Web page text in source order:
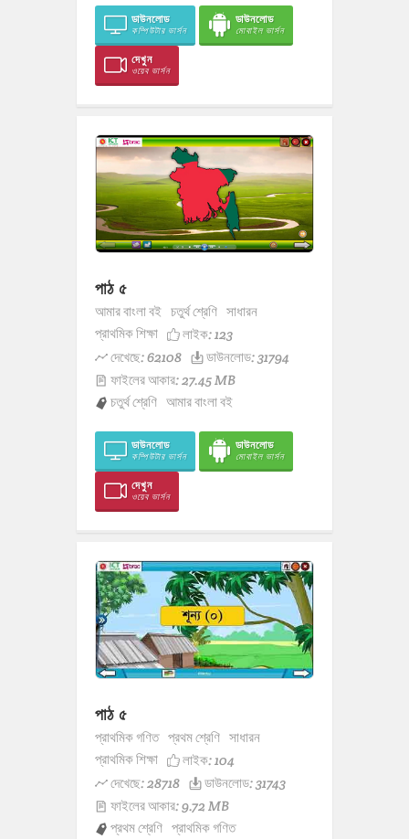
ডাউনলোড
কম্পিউটার ভার্সন
ডাউনলোড
মোবাইল ভার্সন
দেখুন
ওয়েব ভার্সন
পাঠ ৫
আমার বাংলা বই চতুর্থ শ্রেণি সাধারন
প্রাথমিক শিক্ষা
লাইক:123
দেখেছে: 62108
ডাউনলোড: 31794
ফাইলের আকার: 27.45 MB
চতুর্থ শ্রেণি আমার বাংলা বই
ডাউনলোড
কম্পিউটার ভার্সন
ডাউনলোড
মোবাইল ভার্সন
দেখুন
ওয়েব ভার্সন
পাঠ ৫
প্রাথমিক গণিত প্রথম শ্রেণি সাধারন
প্রাথমিক শিক্ষা
লাইক:104
দেখেছে: 28718
ডাউনলোড: 31743
ফাইলের আকার: 9.72 MB
প্রথম শ্রেণি প্রাথমিক গণিত